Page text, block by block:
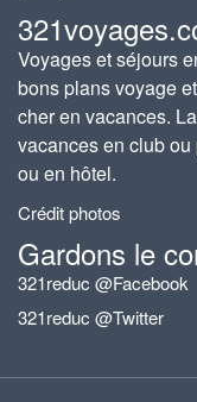
Voyages et séjours
bons plans voyage
cher en vacances.
vacances en club
ou en hôtel.
Crédit photos
Gardons le
321reduc @Facebook
321reduc @Twitter